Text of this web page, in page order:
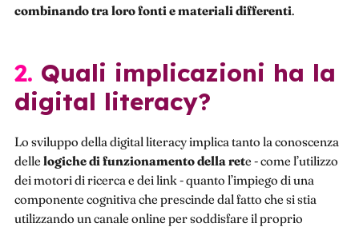
combinando tra loro fonti e materiali differenti.
2. Quali implicazioni ha la
digital literacy?
Lo sviluppo della digital literacy implica tanto la conoscenza
delle logiche di funzionamento della rete - come l’utilizzo
dei motori di ricerca e dei link - quanto l’impiego di una
componente cognitiva che prescinde dal fatto che si stia
utilizzando un canale online per soddisfare il proprio